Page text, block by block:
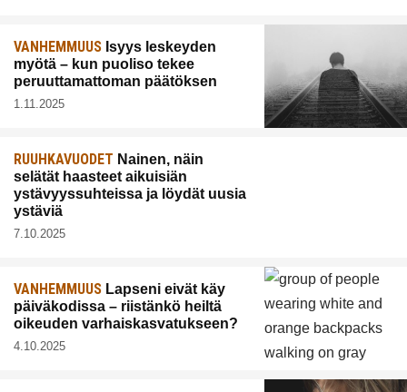
VANHEMMUUS Isyys leskeyden
myötä – kun puoliso tekee
peruuttamattoman päätöksen
1.11.2025
RUUHKAVUODET Nainen, näin
selätät haasteet aikuisiän
ystävyyssuhteissa ja löydät uusia
ystäviä
7.10.2025
VANHEMMUUS Lapseni eivät käy
päiväkodissa – riistänkö heiltä
oikeuden varhaiskasvatukseen?
4.10.2025